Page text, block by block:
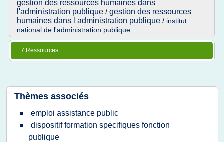
gestion des ressources humaines dans
l'administration publique / gestion des ressources
humaines dans l administration publique / institut
national de l'administration publique
7 Ressources
Thèmes associés
emploi assistance public
dispositif formation specifiques fonction
publique